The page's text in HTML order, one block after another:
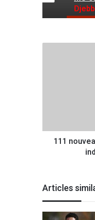
Djebbari nommé
a
d
e
v
111
Articles